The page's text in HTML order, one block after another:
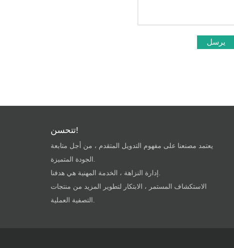
يرسل
تتحسن!
يعتمد مصنعنا على مفهوم التدويل المتقدم ، من أجل متابعة
الاستكشاف المستمر ، الابتكار لتطوير المزيد من منتجات